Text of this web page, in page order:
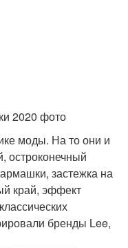
2020 фото
моды. На то они и
остроконечный
застежка на
край, эффект
бренды Lee,